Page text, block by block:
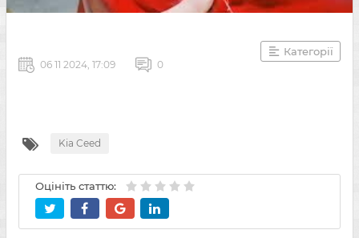
Категорії
06 11 2024, 17:09 0
Kia Ceed
Оцініть статтю: